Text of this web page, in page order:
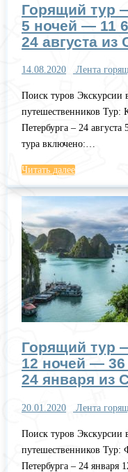
Горящий тур
5 ночей — 11
24 августа из
14.08.2020 Лента
Поиск туров Экскурсии
путешественников Тур:
Петербурга – 24
тура включено:…
Читать далее
Горящий тур
12 ночей —
24 января из
20.01.2020 Лента
Поиск туров Экскурсии
путешественников Тур:
Петербурга – 24 января